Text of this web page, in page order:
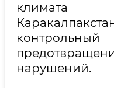
климата
нарушений.